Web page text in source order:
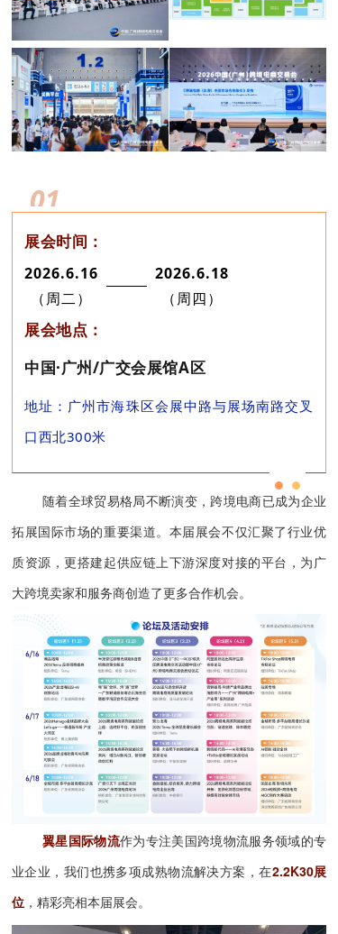
01
展会时间：
2026.6.16
（周二）
2026.6.18
（周四）
展会地点：
中国·广州/广交会展馆A区
地址：广州市海珠区会展中路与展场南路交叉
口西北300米
随着全球贸易格局不断演变，跨境电商已成为企业
拓展国际市场的重要渠道。本届展会不仅汇聚了行业优
质资源，更搭建起供应链上下游深度对接的平台，为广
大跨境卖家和服务商创造了更多合作机会。
翼星国际物流作为专注美国跨境物流服务领域的专
业企业，我们也携多项成熟物流解决方案，在2.2K30展
位 ，精彩亮相本届展会。